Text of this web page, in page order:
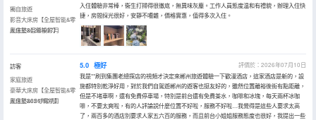
獨自旅遊
影音大床房【全屋智能&零
壓床墊&巨幕投影】
入住於2026年07月
入住體驗非常棒，衞生打掃得很徹底，無異味灰塵。工作人員態度温和有禮貌，辦理入住快
捷，房間採光很好，安靜不嘈雜，價格實惠，值得多次入住。
訪客
家庭旅遊
豪華大床房【全屋智能&零
壓床墊&65寸電視】
入住於2026年07月
5.0 極好
評價於：2026年07月10日
我是**刷到集團老總探店的視頻才決定來郴州旅遊體驗一下歡漫酒店，這家酒店是新的，設
施都特別乾淨好用，對於我們自駕遊郴州的遊客也挺友好的，雖然位置離裕後街有點距離，
但是不堵車啊，還有免費停車場，特別是前台還有免費茶水，咖啡和冰塊，每天兩杯冰咖
啡，不要太爽啦，有的人評論説什麼位置不好啦，服務不好啦…我覺得是這些人要求太高
了，兩百多的酒店別要求人家五六百的服務，而且前台小姐姐服務態度也很好，我提出一些